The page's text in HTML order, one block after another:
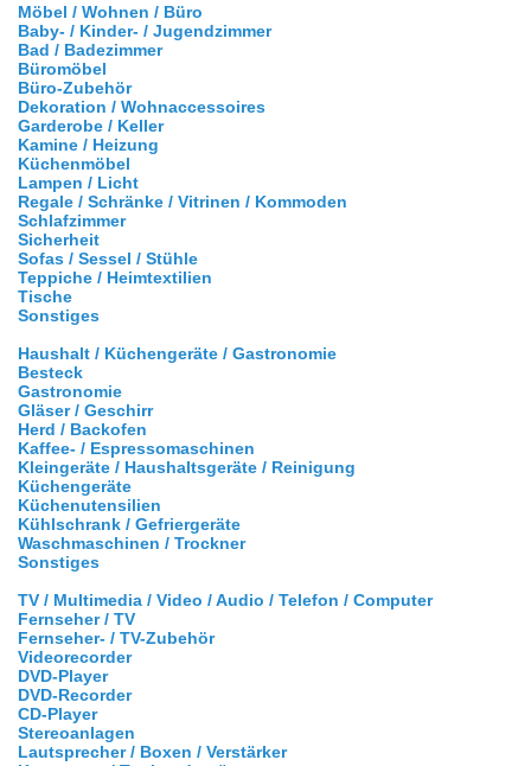
Möbel / Wohnen / Büro
Baby- / Kinder- / Jugendzimmer
Bad / Badezimmer
Büromöbel
Büro-Zubehör
Dekoration / Wohnaccessoires
Garderobe / Keller
Kamine / Heizung
Küchenmöbel
Lampen / Licht
Regale / Schränke / Vitrinen / Kommoden
Schlafzimmer
Sicherheit
Sofas / Sessel / Stühle
Teppiche / Heimtextilien
Tische
Sonstiges
Haushalt / Küchengeräte / Gastronomie
Besteck
Gastronomie
Gläser / Geschirr
Herd / Backofen
Kaffee- / Espressomaschinen
Kleingeräte / Haushaltsgeräte / Reinigung
Küchengeräte
Küchenutensilien
Kühlschrank / Gefriergeräte
Waschmaschinen / Trockner
Sonstiges
TV / Multimedia / Video / Audio / Telefon / Computer
Fernseher / TV
Fernseher- / TV-Zubehör
Videorecorder
DVD-Player
DVD-Recorder
CD-Player
Stereoanlagen
Lautsprecher / Boxen / Verstärker